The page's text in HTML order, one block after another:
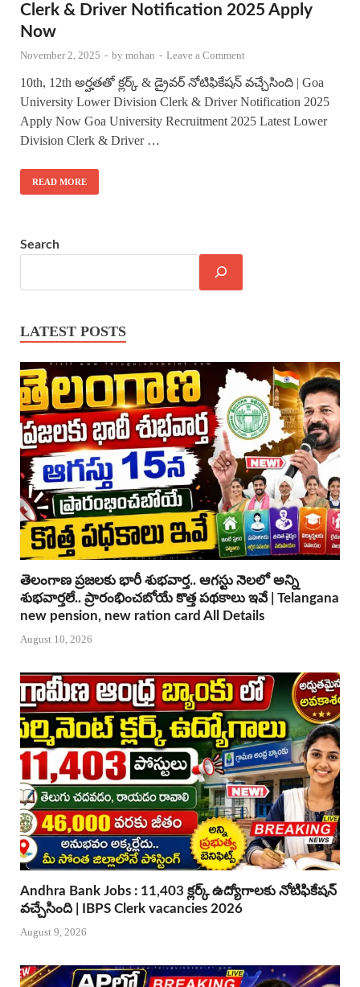
Clerk & Driver Notification 2025 Apply
Now
November 2, 2025 - by mohan - Leave a Comment
10th, 12th అర్హతతో క్లర్క్ & డ్రైవర్ నోటిఫికేషన్ వచ్చేసింది | Goa
University Lower Division Clerk & Driver Notification 2025
Apply Now Goa University Recruitment 2025 Latest Lower
Division Clerk & Driver …
READ MORE
Search
LATEST POSTS
తెలంగాణ ప్రజలకు భారీ శుభవార్త.. ఆగస్టు నెలలో అన్ని
శుభవార్తలే.. ప్రారంభించబోయే కొత్త పథకాలు ఇవే | Telangana
new pension, new ration card All Details
August 10, 2026
Andhra Bank Jobs : 11,403 క్లర్క్ ఉద్యోగాలకు నోటిఫికేషన్
వచ్చేసింది | IBPS Clerk vacancies 2026
August 9, 2026